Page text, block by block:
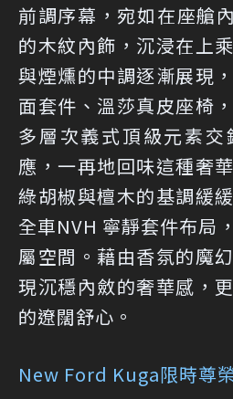
前調序幕，宛如在座艙
的木紋內飾，沉浸在上
與煙燻的中調逐漸展現
面套件、溫莎真皮座椅
多層次義式頂級元素
應，一再地回味這種奢
綠胡椒與檀木的基調緩
全車NVH 寧靜套件布局
屬空間。藉由香氛的魔
現沉穩內斂的奢華感，
的遼闊舒心。
New Ford Kuga限時尊